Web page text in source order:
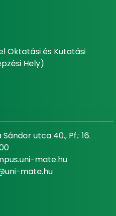
Oktatási és Kutatási
Hely)
utca 40., Pf.: 16.
mate.hu
mate.hu